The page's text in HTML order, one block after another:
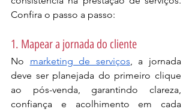
Confira o passo a passo:
1. Mapear a jornada do cliente
No marketing de serviços, a jornada
deve ser planejada do primeiro clique
ao pós-venda, garantindo clareza,
confiança e acolhimento em cada